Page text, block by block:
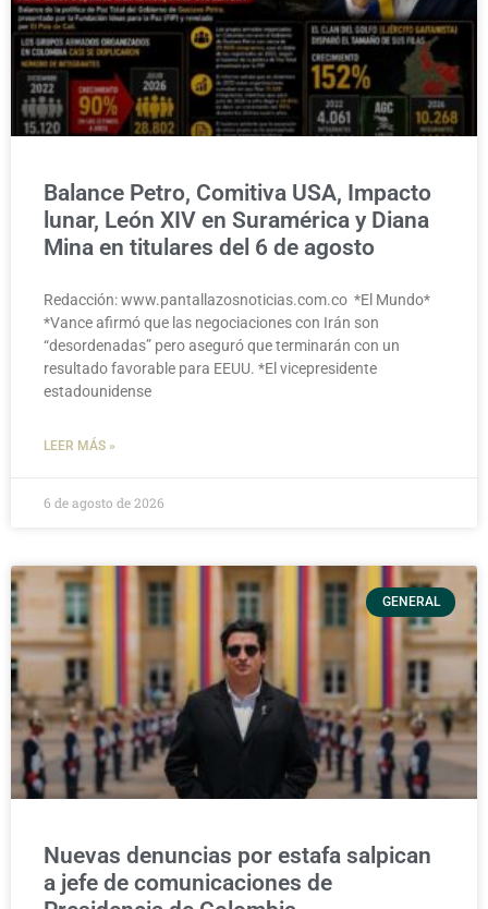
Balance Petro, Comitiva USA, Impacto
lunar, León XIV en Suramérica y Diana
Mina en titulares del 6 de agosto
Redacción: www.pantallazosnoticias.com.co *El Mundo*
*Vance afirmó que las negociaciones con Irán son
“desordenadas” pero aseguró que terminarán con un
resultado favorable para EEUU. *El vicepresidente
estadounidense
LEER MÁS »
6 de agosto de 2026
GENERAL
Nuevas denuncias por estafa salpican
a jefe de comunicaciones de